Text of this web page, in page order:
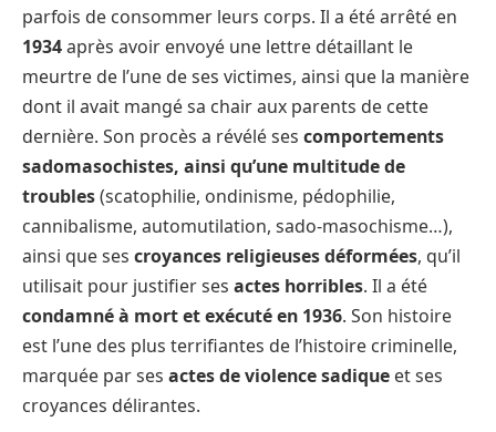
parfois de consommer leurs corps. Il a été arrêté en
1934après avoir envoyé une lettre détaillant le
meurtre de l’une de ses victimes, ainsi que la manière
dont il avait mangé sa chair aux parents de cette
dernière. Son procès a révélé ses comportements
sadomasochistes, ainsi qu’une multitude de
troubles(scatophilie, ondinisme, pédophilie,
cannibalisme, automutilation, sado-masochisme…),
ainsi que ses croyances religieuses déformées, qu’il
utilisait pour justifier ses actes horribles. Il a été
condamné à mort et exécuté en 1936. Son histoire
est l’une des plus terrifiantes de l’histoire criminelle,
marquée par ses actes de violence sadique et ses
croyances délirantes.